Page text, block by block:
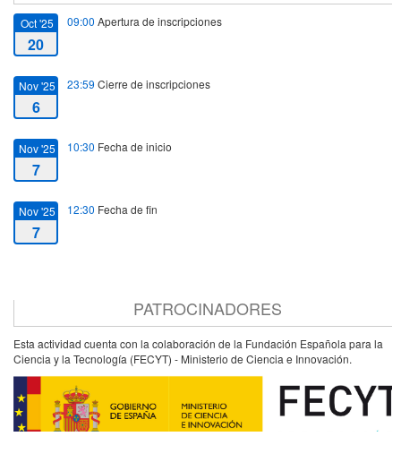
Oct '25
20
09:00 Apertura de inscripciones
Nov '25
6
23:59 Cierre de inscripciones
Nov '25
7
10:30 Fecha de inicio
Nov '25
7
12:30 Fecha de fin
PATROCINADORES
Esta actividad cuenta con la colaboración de la Fundación Española para la
Ciencia y la Tecnología (FECYT) - Ministerio de Ciencia e Innovación.